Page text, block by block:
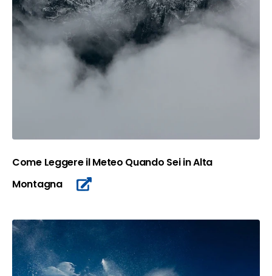
Come Leggere il Meteo Quando Sei in Alta
Montagna